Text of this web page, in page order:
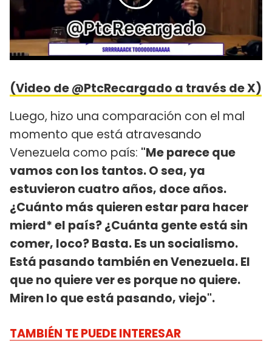
(Video de @PtcRecargado a través de X)
Luego, hizo una comparación con el mal
momento que está atravesando
Venezuela como país: "Me parece que
vamos con los tantos. O sea, ya
estuvieron cuatro años, doce años.
¿Cuánto más quieren estar para hacer
mierd* el país? ¿Cuánta gente está sin
comer, loco? Basta. Es un socialismo.
Está pasando también en Venezuela. El
que no quiere ver es porque no quiere.
Miren lo que está pasando, viejo".
TAMBIÉN TE PUEDE INTERESAR